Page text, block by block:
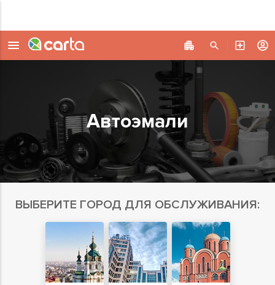
Автоэмали
ВЫБЕРИТЕ ГОРОД ДЛЯ ОБСЛУЖИВАНИЯ: